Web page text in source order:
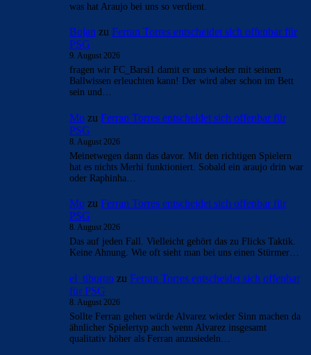
was hat Araujo bei uns so verdient.
Bojan zu Ferran Torres entscheidet sich offenbar für
PSG
9. August 2026
fragen wir FC_Barsi1 damit er uns wieder mit seinem
Ballwissen erleuchten kann! Der wird aber schon im Bett
sein und…
Mo zu Ferran Torres entscheidet sich offenbar für
PSG
8. August 2026
Meinetwegen dann das davor. Mit den richtigen Spielern
hat es nichts Merhi funktioniert. Sobald ein araujo drin war
oder Raphinha…
Mo zu Ferran Torres entscheidet sich offenbar für
PSG
8. August 2026
Das auf jeden Fall. Vielleicht gehört das zu Flicks Taktik.
Keine Ahnung. Wie oft sieht man bei uns einen Stürmer…
el_tiburon zu Ferran Torres entscheidet sich offenbar
für PSG
8. August 2026
Sollte Ferran gehen würde Alvarez wieder Sinn machen da
ähnlicher Spielertyp auch wenn Alvarez insgesamt
qualitativ höher als Ferran anzusiedeln…